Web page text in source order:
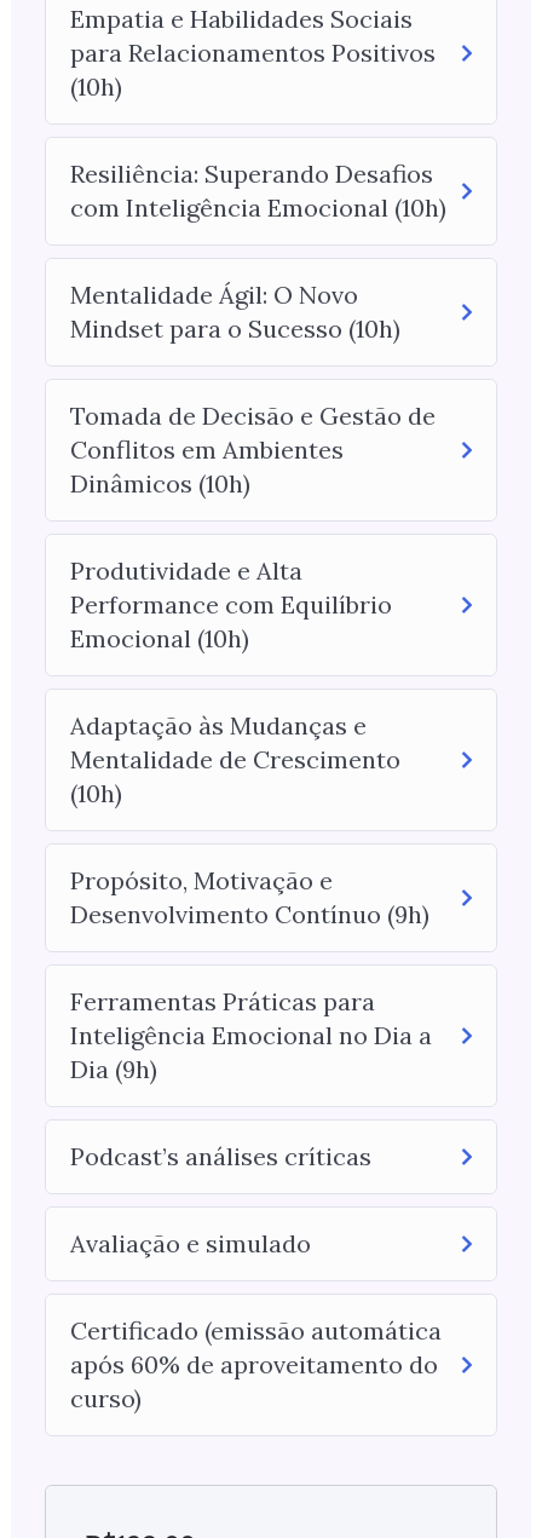
Empatia e Habilidades Sociais
para Relacionamentos Positivos
(10h)
Resiliência: Superando Desafios
com Inteligência Emocional (10h)
Mentalidade Ágil: O Novo
Mindset para o Sucesso (10h)
Tomada de Decisão e Gestão de
Conflitos em Ambientes
Dinâmicos (10h)
Produtividade e Alta
Performance com Equilíbrio
Emocional (10h)
Adaptação às Mudanças e
Mentalidade de Crescimento
(10h)
Propósito, Motivação e
Desenvolvimento Contínuo (9h)
Ferramentas Práticas para
Inteligência Emocional no Dia a
Dia (9h)
Podcast’s análises críticas
Avaliação e simulado
Certificado (emissão automática
após 60% de aproveitamento do
curso)